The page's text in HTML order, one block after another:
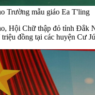
Trường mẫu giáo Ea T'ling
Hội Chữ thập đỏ tỉnh Đắk
đồng tại các huyện Cư